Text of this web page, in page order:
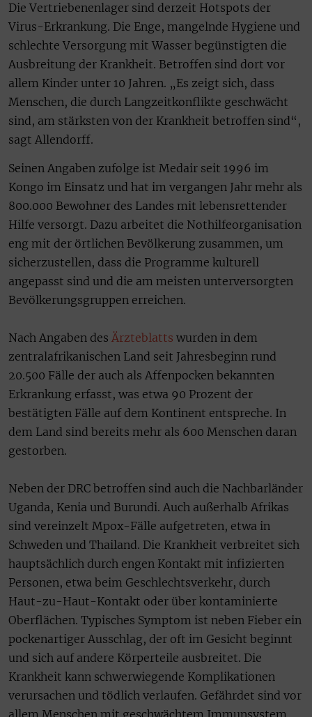
Die Vertriebenenlager sind derzeit Hotspots der
Virus-Erkrankung. Die Enge, mangelnde Hygiene und
schlechte Versorgung mit Wasser begünstigten die
Ausbreitung der Krankheit. Betroffen sind dort vor
allem Kinder unter 10 Jahren. „Es zeigt sich, dass
Menschen, die durch Langzeitkonflikte geschwächt
sind, am stärksten von der Krankheit betroffen sind“,
sagt Allendorff.
Seinen Angaben zufolge ist Medair seit 1996 im
Kongo im Einsatz und hat im vergangen Jahr mehr als
800.000 Bewohner des Landes mit lebensrettender
Hilfe versorgt. Dazu arbeitet die Nothilfeorganisation
eng mit der örtlichen Bevölkerung zusammen, um
sicherzustellen, dass die Programme kulturell
angepasst sind und die am meisten unterversorgten
Bevölkerungsgruppen erreichen.
Nach Angaben des Ärzteblatts wurden in dem
zentralafrikanischen Land seit Jahresbeginn rund
20.500 Fälle der auch als Affenpocken bekannten
Erkrankung erfasst, was etwa 90 Prozent der
bestätigten Fälle auf dem Kontinent entspreche. In
dem Land sind bereits mehr als 600 Menschen daran
gestorben.
Neben der DRC betroffen sind auch die Nachbarländer
Uganda, Kenia und Burundi. Auch außerhalb Afrikas
sind vereinzelt Mpox-Fälle aufgetreten, etwa in
Schweden und Thailand. Die Krankheit verbreitet sich
hauptsächlich durch engen Kontakt mit infizierten
Personen, etwa beim Geschlechtsverkehr, durch
Haut-zu-Haut-Kontakt oder über kontaminierte
Oberflächen. Typisches Symptom ist neben Fieber ein
pockenartiger Ausschlag, der oft im Gesicht beginnt
und sich auf andere Körperteile ausbreitet. Die
Krankheit kann schwerwiegende Komplikationen
verursachen und tödlich verlaufen. Gefährdet sind vor